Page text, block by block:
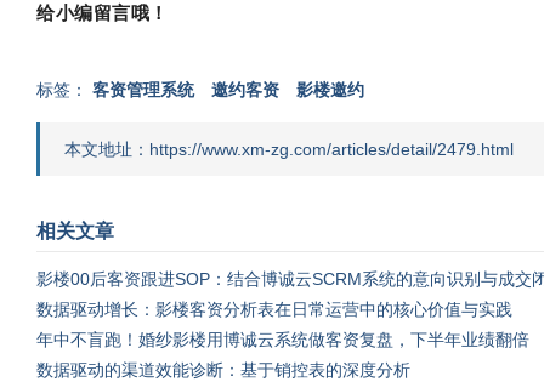
给小编留言哦！
标签： 客资管理系统 邀约客资 影楼邀约
本文地址：https://www.xm-zg.com/articles/detail/2479.html
相关文章
影楼00后客资跟进SOP：结合博诚云SCRM系统的意向识别与成交
数据驱动增长：影楼客资分析表在日常运营中的核心价值与实践
年中不盲跑！婚纱影楼用博诚云系统做客资复盘，下半年业绩翻倍
数据驱动的渠道效能诊断：基于销控表的深度分析